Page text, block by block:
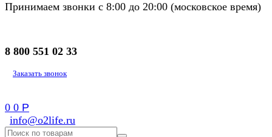
Принимаем звонки с 8:00 до 20:00 (московское время)
8 800 551 02 33
Заказать звонок
0 0 Р
info@o2life.ru